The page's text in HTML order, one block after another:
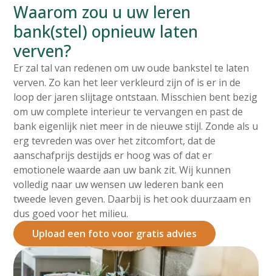
Waarom zou u uw leren
bank(stel) opnieuw laten
verven?
Er zal tal van redenen om uw oude bankstel te laten
verven. Zo kan het leer verkleurd zijn of is er in de
loop der jaren slijtage ontstaan. Misschien bent bezig
om uw complete interieur te vervangen en past de
bank eigenlijk niet meer in de nieuwe stijl. Zonde als u
erg tevreden was over het zitcomfort, dat de
aanschafprijs destijds er hoog was of dat er
emotionele waarde aan uw bank zit. Wij kunnen
volledig naar uw wensen uw lederen bank een
tweede leven geven. Daarbij is het ook duurzaam en
dus goed voor het milieu.
Upload een foto voor gratis advies